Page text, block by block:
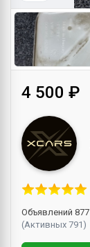
4 500 ₽
Объявлений 877
(Активных 791)